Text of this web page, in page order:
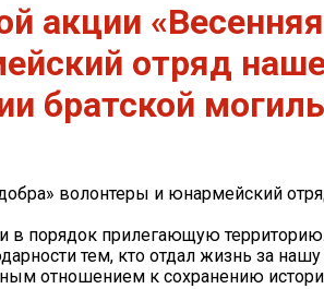
акции
отряд
братской
волонтеры и юнармейский
порядок прилегающую
тем, кто отдал жизнь за
отношением к сохранению